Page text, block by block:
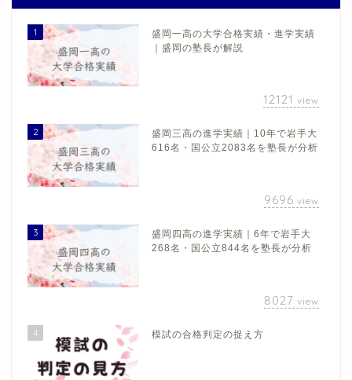
1
盛岡一高の大学合格実績・進学実績
｜盛岡の塾長が解説
12121 view
2
盛岡三高の進学実績｜10年で岩手大
616名・国公立2083名を塾長が分析
9696 view
3
盛岡四高の進学実績｜6年で岩手大
268名・国公立844名を塾長が分析
8027 view
4 模試の合格判定の捉え方